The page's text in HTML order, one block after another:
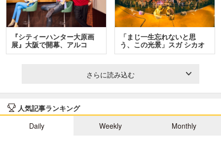
『シティーハンター大原画
展』大阪で開幕、アルコ
＆…
「まじ一生忘れないと思
う、この光景」スガ シカオ
と…
さらに読み込む
人気記事ランキング
Daily
Weekly Monthly